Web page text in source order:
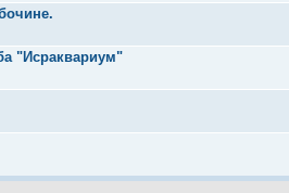
"Исраквариум"